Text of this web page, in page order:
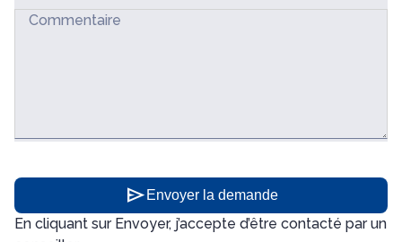
Commentaire
send Envoyer la demande
En cliquant sur Envoyer, j’accepte d’être contacté par un